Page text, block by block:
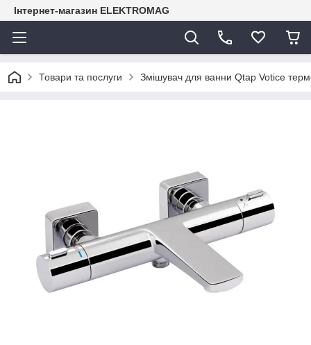
Інтернет-магазин ELEKTROMAG
Товари та послуги Змішувач для ванни Qtap Votice